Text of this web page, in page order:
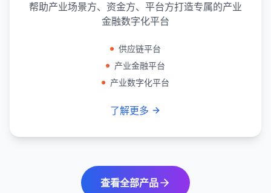
帮助产业场景方、资金方、平台方打造专属的产业
金融数字化平台
供应链平台
产业金融平台
产业数字化平台
了解更多
查看全部产品